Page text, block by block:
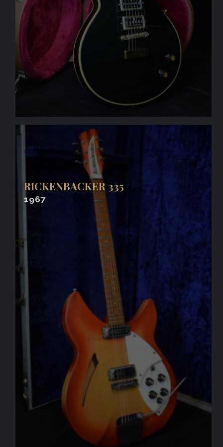
RICKENBACKER 335
1967